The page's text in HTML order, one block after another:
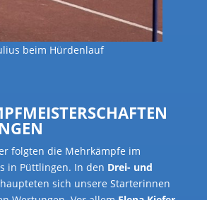
beim Hürdenlauf
folgten die Mehrkämpfe im
in Püttlingen. In den Drei- und
sich unsere Starterinnen